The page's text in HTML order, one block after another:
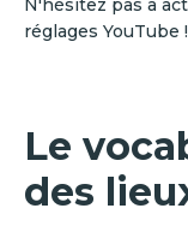
réglages YouTube !
Le
des